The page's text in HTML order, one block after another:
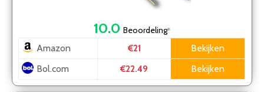
10.0 Beoordeling*
Amazon €21
Bekijken
Bol.com
€22.49 Bekijken